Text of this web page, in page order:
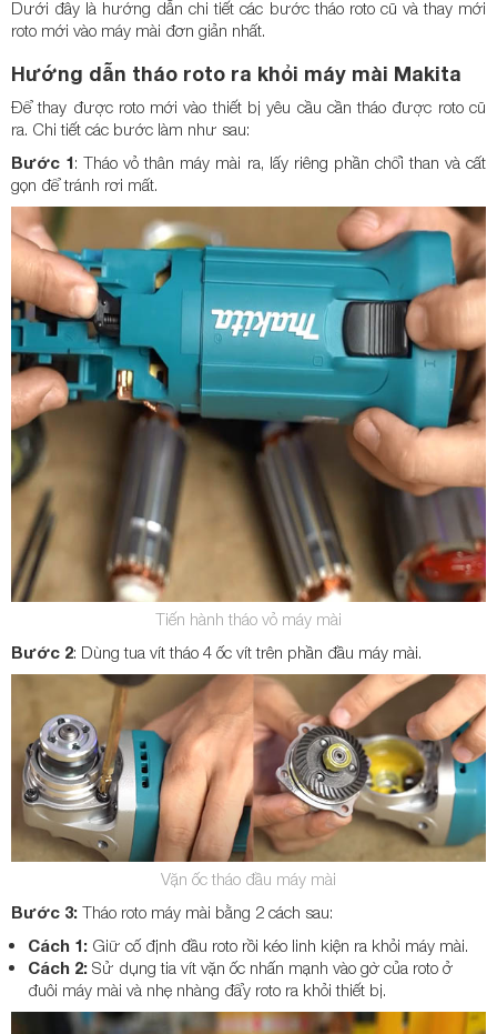
Dưới đây là hướng dẫn chi tiết các bước tháo roto cũ và thay mới
roto mới vào máy mài đơn giản nhất.
Hướng dẫn tháo roto ra khỏi máy mài Makita
Để thay được roto mới vào thiết bị yêu cầu cần tháo được roto cũ
ra. Chi tiết các bước làm như sau:
Bước 1: Tháo vỏ thân máy mài ra, lấy riêng phần chổi than và cất
gọn để tránh rơi mất.
Tiến hành tháo vỏ máy mài
Bước 2: Dùng tua vít tháo 4 ốc vít trên phần đầu máy mài.
Vặn ốc tháo đầu máy mài
Bước 3: Tháo roto máy mài bằng 2 cách sau:
Cách 1: Giữ cố định đầu roto rồi kéo linh kiện ra khỏi máy mài.
Cách 2: Sử dụng tia vít vặn ốc nhấn mạnh vào gờ của roto ở
đuôi máy mài và nhẹ nhàng đẩy roto ra khỏi thiết bị.